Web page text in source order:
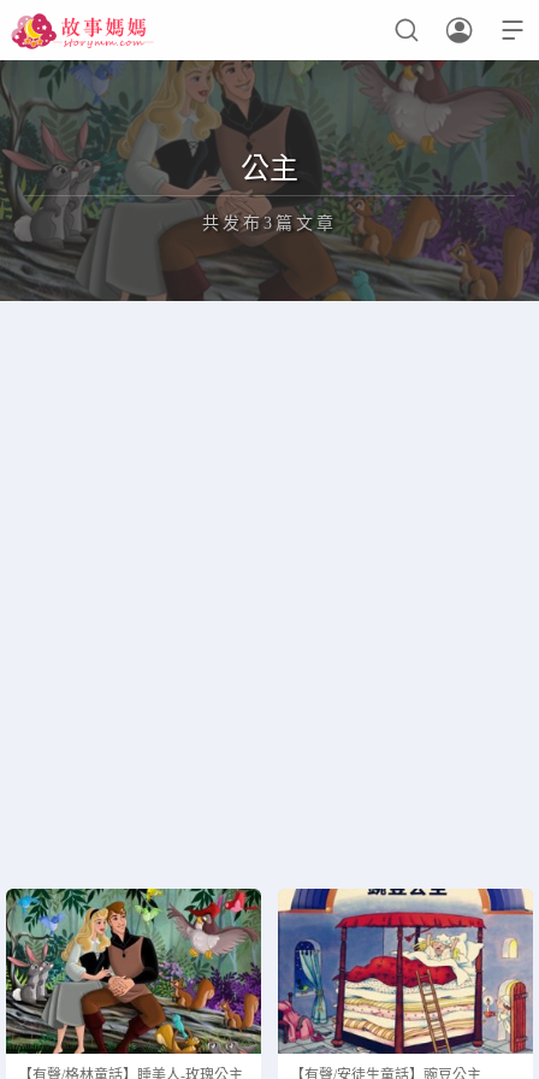



设置菜单 查看教程
公主
共发布3篇文章
【有聲/格林童話】睡美人-玫瑰公主 【有聲/安徒生童話】豌豆公主